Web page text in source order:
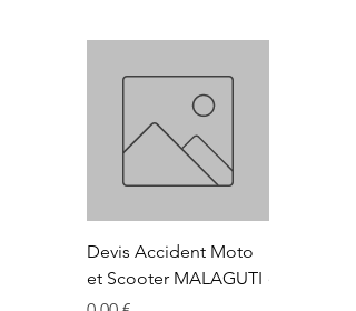
Devis Accident Moto
et Scooter MALAGUTI et Scooter